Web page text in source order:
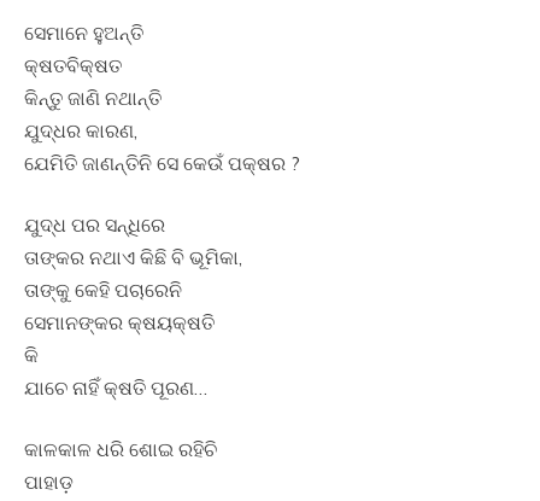
ସେମାନେ ହୁଅନ୍ତି
କ୍ଷତବିକ୍ଷତ
କିନ୍ତୁ ଜାଣି ନଥାନ୍ତି
ଯୁଦ୍ଧର କାରଣ,
ଯେମିତି ଜାଣନ୍ତିନି ସେ କେଉଁ ପକ୍ଷର ?
ଯୁଦ୍ଧ ପର ସନ୍ଧିରେ
ତାଙ୍କର ନଥାଏ କିଛି ବି ଭୂମିକା,
ତାଙ୍କୁ କେହି ପଚାରେନି
ସେମାନଙ୍କର କ୍ଷୟକ୍ଷତି
କି
ଯାଚେ ନାହିଁ କ୍ଷତି ପୂରଣ…
କାଳକାଳ ଧରି ଶୋଇ ରହିଚି
ପାହାଡ଼